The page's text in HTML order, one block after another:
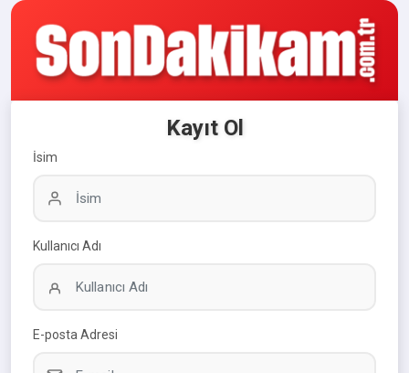
Kayıt Ol
İsim
Kullanıcı Adı
E-posta Adresi